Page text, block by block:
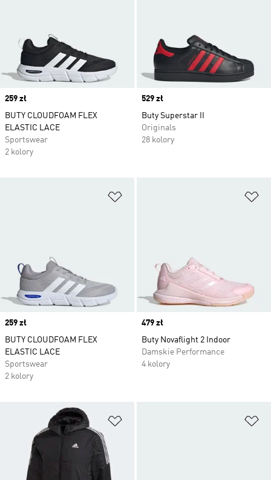
Price
259 zł
BUTY CLOUDFOAM FLEX
ELASTIC LACE
Sportswear
2 kolory
Price
529 zł
Buty Superstar II
Originals
28 kolory
Price
259 zł
BUTY CLOUDFOAM FLEX
ELASTIC LACE
Sportswear
2 kolory
Price
479 zł
Buty Novaflight 2 Indoor
Damskie Performance
4 kolory